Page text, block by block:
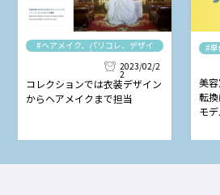
#ヘアメイク、パリコレ、デザイ
ナー
2023/02/2
2
コレクションでは衣装デザイン
からヘアメイクまで担当
#
美
転
モ